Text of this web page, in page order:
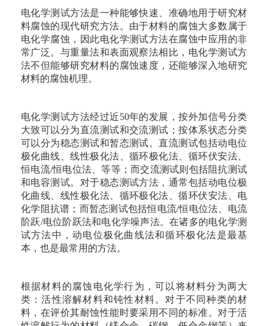
电化学测试方法是一种能够快速、准确地用于研究材
料腐蚀的现代研究方法。由于材料的腐蚀大多数属于
电化学腐蚀，因此电化学测试方法在腐蚀中应用的非
常广泛。与重量法和表面观察法相比，电化学测试方
法不但能够研究材料的腐蚀速度，还能够深入地研究
材料的腐蚀机理。
电化学测试方法经过近50年的发展，按外加信号分类
大致可以分为直流测试和交流测试；按体系状态分类
可以分为稳态测试和暂态测试。直流测试包括动电位
极化曲线、线性极化法、循环极化法、循环伏安法、
恒电流/恒电位法、等等；而交流测试则包括阻抗测试
和电容测试。对于稳态测试方法，通常包括动电位极
化曲线、线性极化法、循环极化法、循环伏安法、电
化学阻抗谱；而暂态测试包括恒电流/恒电位法、电流
阶跃/电位阶跃法和电化学噪声法。在诸多的电化学测
试方法中，动电位极化曲线法和循环极化法是最基
本，也是最常用的方法。
根据材料的腐蚀电化学行为，可以将材料分为两大
类：活性溶解材料和钝性材料。对于不同种类的材
料，在评价其耐蚀性能时要采用不同的标准。对于活